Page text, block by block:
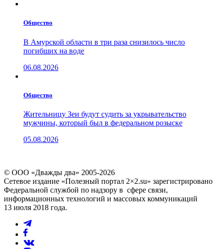
Общество
В Амурской области в три раза снизилось число
погибших на воде
06.08.2026
Общество
Жительницу Зеи будут судить за укрывательство
мужчины, который был в федеральном розыске
05.08.2026
© ООО «Дважды два» 2005-2026
Сетевое издание «Полезный портал 2×2.su» зарегистрировано
Федеральной службой по надзору в сфере связи,
информационных технологий и массовых коммуникаций
13 июля 2018 года.